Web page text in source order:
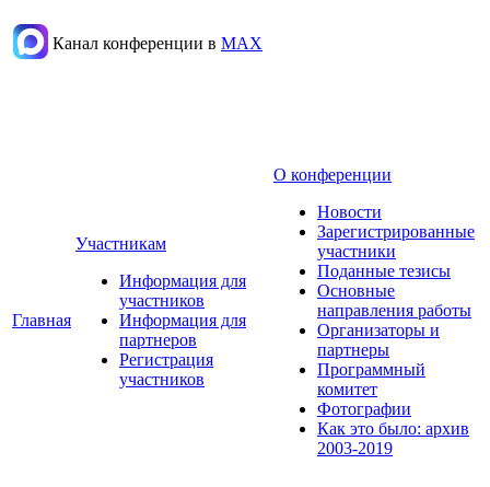
Канал конференции в МАХ
Главная
Участникам
Информация для
участников
Информация для
партнеров
Регистрация
участников
О конференции
Новости
Зарегистрированные
участники
Поданные тезисы
Основные
направления работы
Организаторы и
партнеры
Программный
комитет
Фотографии
Как это было: архив
2003-2019